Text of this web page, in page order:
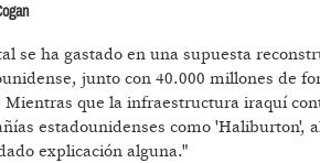
se ha gastado en una supuesta
junto con 40.000 millones de
que la infraestructura iraquí
estadounidenses como 'Haliburton',
explicación alguna."